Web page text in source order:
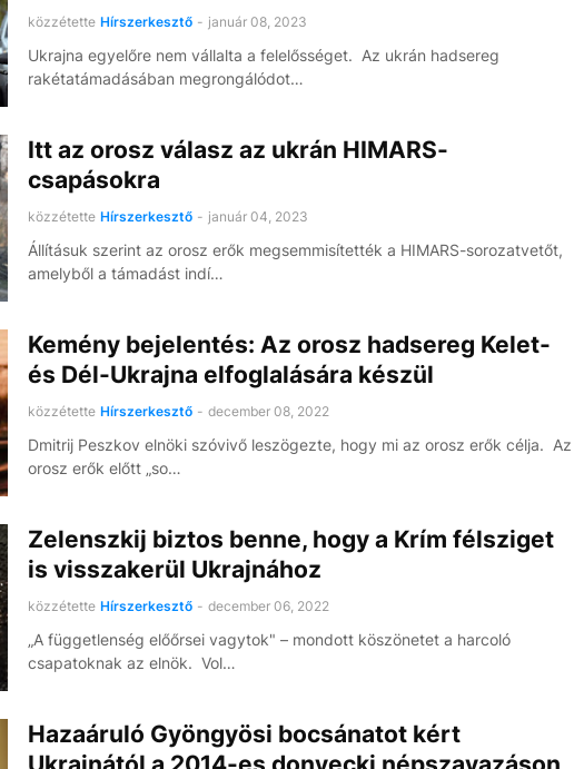
közzétette Hírszerkesztő - január 08, 2023
Ukrajna egyelőre nem vállalta a felelősséget. Az ukrán hadsereg
rakétatámadásában megrongálódot…
Itt az orosz válasz az ukrán HIMARS-
csapásokra
közzétette Hírszerkesztő - január 04, 2023
Állításuk szerint az orosz erők megsemmisítették a HIMARS-sorozatvetőt,
amelyből a támadást indí…
Kemény bejelentés: Az orosz hadsereg Kelet-
és Dél-Ukrajna elfoglalására készül
közzétette Hírszerkesztő - december 08, 2022
Dmitrij Peszkov elnöki szóvivő leszögezte, hogy mi az orosz erők célja. Az
orosz erők előtt „so…
Zelenszkij biztos benne, hogy a Krím félsziget
is visszakerül Ukrajnához
közzétette Hírszerkesztő - december 06, 2022
„A függetlenség előőrsei vagytok" – mondott köszönetet a harcoló
csapatoknak az elnök. Vol…
Hazaáruló Gyöngyösi bocsánatot kért